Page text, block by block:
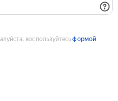
воспользуйтесьформой